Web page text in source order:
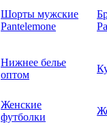
Шорты мужские
Pantelemone
Нижнее белье
оптом
Женские
футболки